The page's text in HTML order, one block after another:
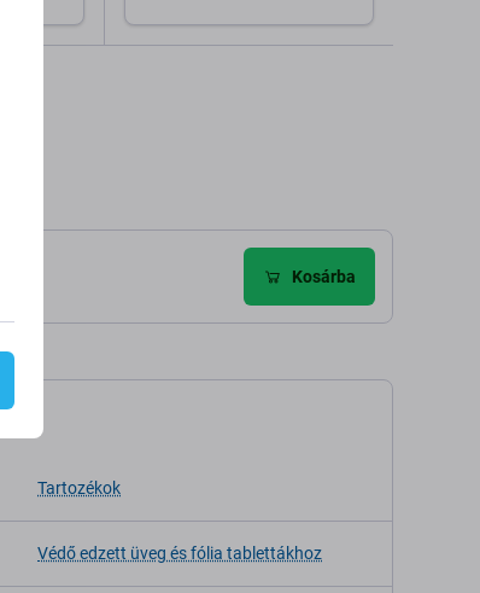
Kosárba
Tartozékok
Védő edzett üveg és fólia tablettákhoz